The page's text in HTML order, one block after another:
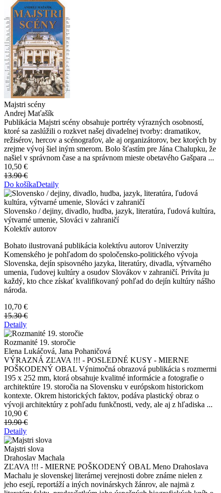
Majstri scény
Andrej Maťašík
Publikácia Majstri scény obsahuje portréty výrazných osobností,
ktoré sa zaslúžili o rozkvet našej divadelnej tvorby: dramatikov,
režisérov, hercov a scénografov, ale aj organizátorov, bez ktorých by
zrejme vývoj šiel iným smerom. Bolo šťastím pre Jána Chalupku, že
našiel v správnom čase a na správnom mieste obetavého Gašpara ...
10,50 €
13.90 €
Do košíkaDetaily
Slovensko / dejiny, divadlo, hudba, jazyk, literatúra, ľudová kultúra,
výtvarné umenie, Slováci v zahraničí
Kolektív autorov
Bohato ilustrovaná publikácia kolektívu autorov Univerzity
Komenského je pohľadom do spoločensko-politického vývoja
Slovenska, dejín spisovného jazyka, literatúry, divadla, výtvarného
umenia, ľudovej kultúry a osudov Slovákov v zahraničí. Privíta ju
každý, kto chce získať kvalifikovaný pohľad do dejín kultúry nášho
národa.
10,70 €
15.30 €
Detaily
Rozmanité 19. storočie
Elena Lukáčová, Jana Pohaničová
VÝRAZNÁ ZĽAVA !!! - POSLEDNÉ KUSY - MIERNE
POŠKODENÝ OBAL Výnimočná obrazová publikácia s rozmermi
195 x 252 mm, ktorá obsahuje kvalitné informácie a fotografie o
architektúre 19. storočia na Slovensku v európskom historickom
kontexte. Okrem historických faktov, podáva plastický obraz o
vývoji architektúry z pohľadu funkčnosti, vedy, ale aj z hľadiska ...
10,90 €
19.90 €
Detaily
Majstri slova
Drahoslav Machala
ZĽAVA !!! - MIERNE POŠKODENÝ OBAL Meno Drahoslava
Machalu je slovenskej literárnej verejnosti dobre známe nielen z
jeho esejí, reportáží a iných novinárskych žánrov, ale najmä z